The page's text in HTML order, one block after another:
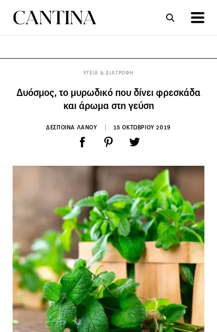
ΥΓΕΙΑ & ΔΙΑΤΡΟΦΗ
Δυόσμος, το μυρωδικό που δίνει φρεσκάδα
και άρωμα στη γεύση
ΔΕΣΠΟΙΝΑ ΛΑΝΟΥ 15 ΟΚΤΩΒΡΙΟΥ 2019